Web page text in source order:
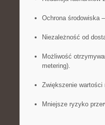
Ochrona‍ środowiska
Niezależność‍ od
Możliwość
metering).
Zwiększenie⁤ wartości
Mniejsze ryzyko‍